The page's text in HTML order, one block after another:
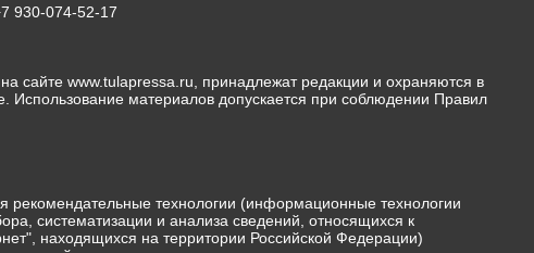
930-074-52-17
сайте www.tulapressa.ru, принадлежат редакции и охраняются в
Использование материалов допускается при соблюдении Правил
технологии (информационные технологии
систематизации и анализа сведений, относящихся к
находящихся на территории Российской Федерации)